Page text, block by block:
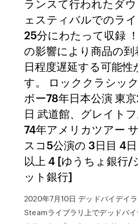
ランスて行われたダ
ェスティバルでのラ
25分にわたって収録
の影響により商品の到
日程度遅延する可能性
す。 ロッククラシッ
ボー78年日本公演 東
日 武道館、グレイト
74年アメリカツアー
スコ5公演の 3日目 4
以上 4 [ゆうちょ銀行/
ット銀行]
2020年7月10日 デッドバイデイ
Steamライブラリ上でデッドバ